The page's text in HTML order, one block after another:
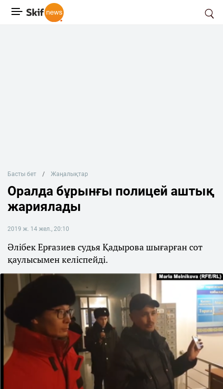
Басты бет Жаңалықтар
Оралда бұрынғы полицей аштық
жариялады
2019 ж. 14 жел., 20:10
Әлібек Ерғазиев судья Қадырова шығарған сот
қаулысымен келіспейді.